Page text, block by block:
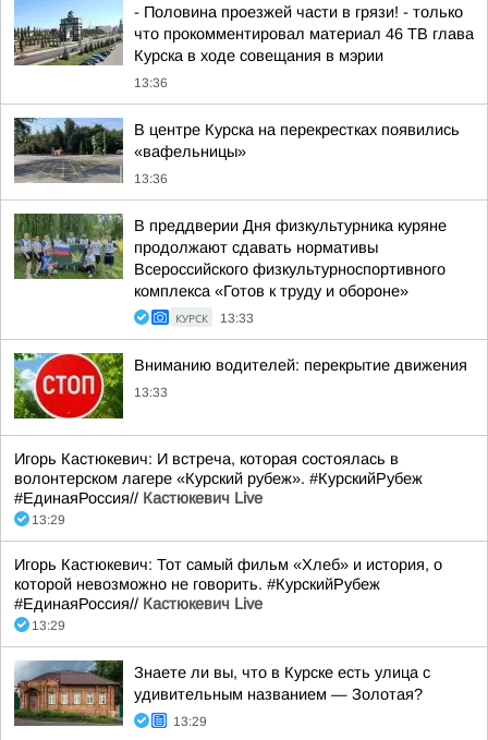
- Половина проезжей части в грязи! - только
что прокомментировал материал 46 ТВ глава
Курска в ходе совещания в мэрии
13:36
В центре Курска на перекрестках появились
«вафельницы»
13:36
В преддверии Дня физкультурника куряне
продолжают сдавать нормативы
Всероссийского физкультурноспортивного
комплекса «Готов к труду и обороне»
КУРСК 13:33
Вниманию водителей: перекрытие движения
13:33
Игорь Кастюкевич: И встреча, которая состоялась в
волонтерском лагере «Курский рубеж». #КурскийРубеж
#ЕдинаяРоссия// Кастюкевич Live
13:29
Игорь Кастюкевич: Тот самый фильм «Хлеб» и история, о
которой невозможно не говорить. #КурскийРубеж
#ЕдинаяРоссия// Кастюкевич Live
13:29
Знаете ли вы, что в Курске есть улица с
удивительным названием — Золотая?
13:29